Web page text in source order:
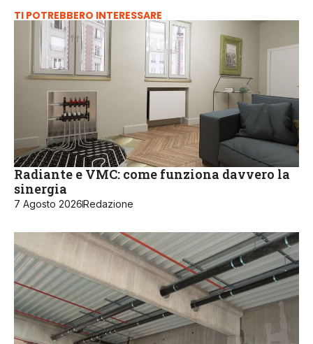
TI POTREBBERO INTERESSARE
Radiante e VMC: come funziona davvero la
sinergia
7 Agosto 2026Redazione